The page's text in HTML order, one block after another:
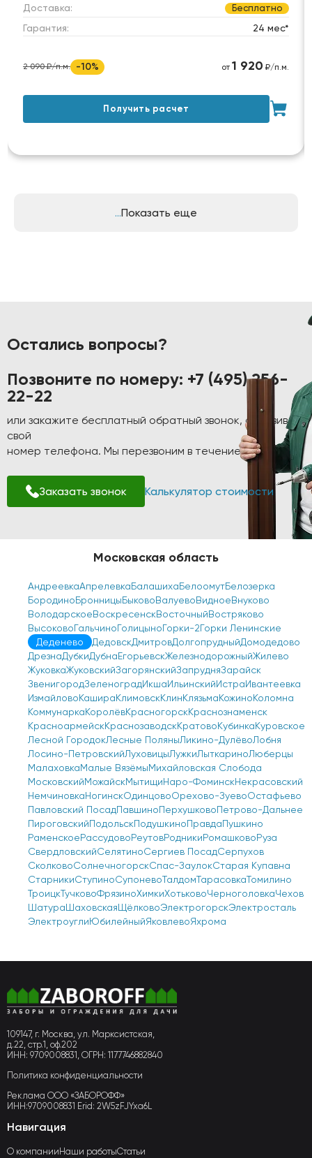
Доставка: Бесплатно
Гарантия: 24 мес*
2 090 ₽/п.м. -10% от 1 920 ₽/п.м.
Получить расчет
Показать еще
Остались вопросы?
Позвоните по номеру: +7 (495) 256-
22-22
или закажите бесплатный обратный звонок, оставив
свой
номер телефона. Мы перезвоним в течение 1-2 минут!
Заказать звонок Калькулятор стоимости
Московская область
АндреевкаАпрелевкаБалашихаБелоомутБелозерка
БородиноБронницыБыковоВалуевоВидноеВнуково
ВолодарскоеВоскресенскВосточныйВостряково
ВысоковоГальчиноГолицыноГорки-2Горки Ленинские
Деденево
ДедовскДмитровДолгопрудныйДомодедово
ДрезнаДубкиДубнаЕгорьевскЖелезнодорожныйЖилево
ЖуковкаЖуковскийЗагорянскийЗапрудняЗарайск
ЗвенигородЗеленоградИкшаИльинскийИстраИвантеевка
ИзмайловоКашираКлимовскКлинКлязьмаКожиноКоломна
КоммунаркаКоролёвКрасногорскКраснознаменск
КрасноармейскКраснозаводскКратовоКубинкаКуровское
Лесной ГородокЛесные ПоляныЛикино-ДулёвоЛобня
Лосино-ПетровскийЛуховицыЛужкиЛыткариноЛюберцы
МалаховкаМалые ВязёмыМихайловская Слобода
МосковскийМожайскМытищиНаро-ФоминскНекрасовский
НемчиновкаНогинскОдинцовоОрехово-ЗуевоОстафьево
Павловский ПосадПавшиноПерхушковоПетрово-Дальнее
ПироговскийПодольскПодушкиноПравдаПушкино
РаменскоеРассудовоРеутовРодникиРомашковоРуза
СвердловскийСелятиноСергиев ПосадСерпухов
СколковоСолнечногорскСпас-ЗаулокСтарая Купавна
СтарникиСтупиноСупоневоТалдомТарасовкаТомилино
ТроицкТучковоФрязиноХимкиХотьковоЧерноголовкаЧехов
ШатураШаховскаяЩёлковоЭлектрогорскЭлектросталь
ЭлектроуглиЮбилейныйЯковлевоЯхрома
109147, г. Москва, ул. Марксистская,
д.22, стр.1, оф.202
ИНН: 9709008831, ОГРН: 1177746882840
Политика конфиденциальности
Реклама ООО «ЗАБОРОФФ»
ИНН:9709008831 Erid: 2W5zFJYxa6L
Навигация
О компании Наши работыСтатьи